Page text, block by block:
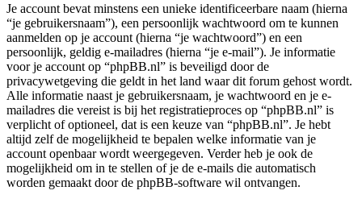
Je account bevat minstens een unieke identificeerbare naam (hierna
“je gebruikersnaam”), een persoonlijk wachtwoord om te kunnen
aanmelden op je account (hierna “je wachtwoord”) en een
persoonlijk, geldig e-mailadres (hierna “je e-mail”). Je informatie
voor je account op “phpBB.nl” is beveiligd door de
privacywetgeving die geldt in het land waar dit forum gehost wordt.
Alle informatie naast je gebruikersnaam, je wachtwoord en je e-
mailadres die vereist is bij het registratieproces op “phpBB.nl” is
verplicht of optioneel, dat is een keuze van “phpBB.nl”. Je hebt
altijd zelf de mogelijkheid te bepalen welke informatie van je
account openbaar wordt weergegeven. Verder heb je ook de
mogelijkheid om in te stellen of je de e-mails die automatisch
worden gemaakt door de phpBB-software wil ontvangen.